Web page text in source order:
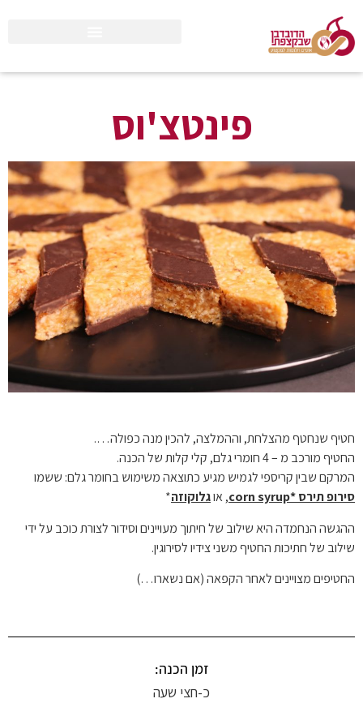
פינטצ'וס
חטיף שנחטף מהצלחת, וההמלצה, להכין מנה כפולה….
החטיף מורכב מ – 4 חומרי גלם, קלי קלות של הכנה.
המרקם שבין קריספי לגמיש מגיע כתוצאה משימוש בחומר גלם: ששמו
סירופ תירס*corn syrup , אוגלוקוזה*
ההגשה הנחמדה היא שילוב של חיתוך מעויינים וסידור לצורת כוכב על ידי
שילוב של חתיכות החטיף משני צידיו לסירוגין.
החטיפים מצויינים לאחר הקפאה (אם נשארו…)
זמן הכנה:
כ-חצי שעה